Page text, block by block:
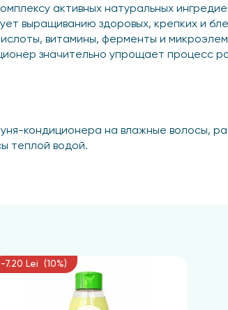
активных натуральных
выращиванию здоровых, крепких и
витамины, ферменты и
значительно упрощает процесс
кондиционера на влажные волосы,
теплой водой.
-7.20 Lei (10%)